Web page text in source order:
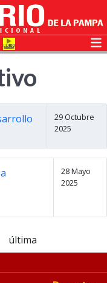
29 Octubre
2025
28 Mayo
2025
última